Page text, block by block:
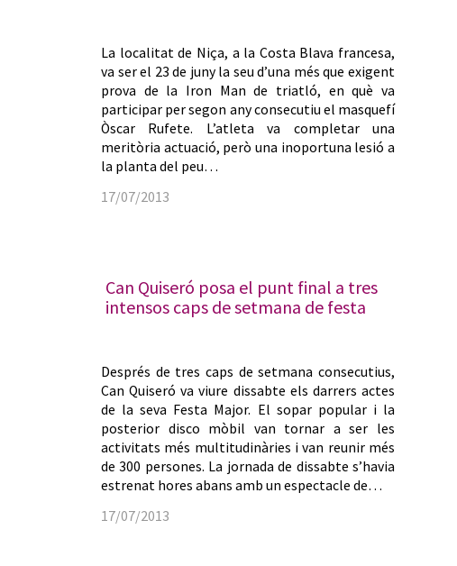
La localitat de Niça, a la Costa Blava francesa,
va ser el 23 de juny la seu d’una més que exigent
prova de la Iron Man de triatló, en què va
participar per segon any consecutiu el masquefí
Òscar Rufete. L’atleta va completar una
meritòria actuació, però una inoportuna lesió a
la planta del peu…
17/07/2013
Can Quiseró posa el punt final a tres
intensos caps de setmana de festa
Després de tres caps de setmana consecutius,
Can Quiseró va viure dissabte els darrers actes
de la seva Festa Major. El sopar popular i la
posterior disco mòbil van tornar a ser les
activitats més multitudinàries i van reunir més
de 300 persones. La jornada de dissabte s’havia
estrenat hores abans amb un espectacle de…
17/07/2013